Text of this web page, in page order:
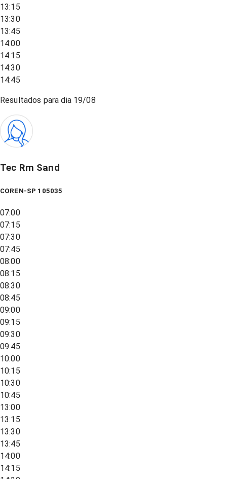
13:15
13:30
13:45
14:00
14:15
14:30
14:45
Resultados para dia 19/08
Tec Rm Sand
COREN-SP 105035
07:00
07:15
07:30
07:45
08:00
08:15
08:30
08:45
09:00
09:15
09:30
09:45
10:00
10:15
10:30
10:45
13:00
13:15
13:30
13:45
14:00
14:15